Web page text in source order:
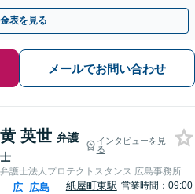
経験あり】
表を見る
メールでお問い合わせ
黄 英世 弁護
士
インタビューを見
る
弁護士法人プロテクトスタンス 広島事務所
広 広島
紙屋町東駅 営業時間：09:00